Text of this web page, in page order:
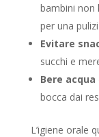
bambini non
per una
Evitare
succhi e
Bere acqua
bocca dai
L’igiene orale